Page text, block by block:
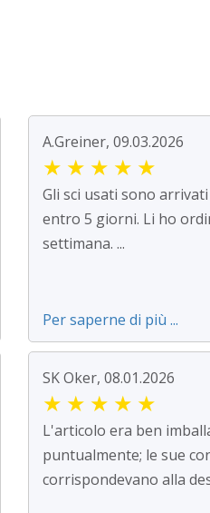
A.Greiner, 09.03.2026
★ ★ ★ ★ ★
Gli sci usati sono
entro 5 giorni. Li ho
settimana. ...
Per saperne di più ...
SK Oker, 08.01.2026
★ ★ ★ ★ ★
L'articolo era ben
puntualmente; le sue
corrispondevano alla